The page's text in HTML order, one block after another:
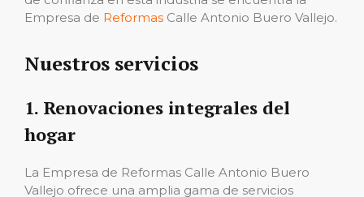
Empresa de Reformas Calle Antonio Buero Vallejo.
Nuestros servicios
1. Renovaciones integrales del
hogar
La Empresa de Reformas Calle Antonio Buero
Vallejo ofrece una amplia gama de servicios